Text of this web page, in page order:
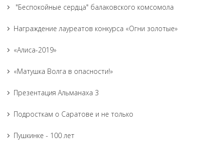
"Беспокойные сердца" балаковского комсомола
Награждение лауреатов конкурса «Огни золотые»
«Алиса-2019»
«Матушка Волга в опасности!»
Презентация Альманаха 3
Подросткам о Саратове и не только
Пушкинке - 100 лет